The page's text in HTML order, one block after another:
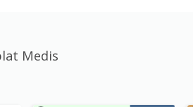
Medis